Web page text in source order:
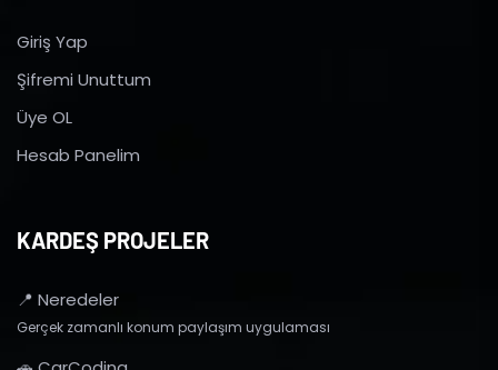
Giriş Yap
Şifremi Unuttum
Üye OL
Hesab Panelim
KARDEŞ PROJELER
📍 Neredeler
Gerçek zamanlı konum paylaşım uygulaması